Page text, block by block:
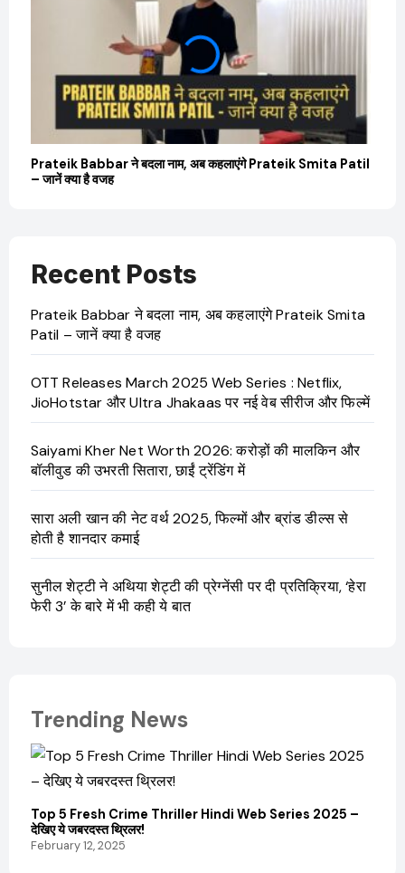
Prateik Babbar ने बदला नाम, अब कहलाएंगे Prateik Smita Patil
– जानें क्या है वजह
Recent Posts
Prateik Babbar ने बदला नाम, अब कहलाएंगे Prateik Smita
Patil – जानें क्या है वजह
OTT Releases March 2025 Web Series : Netflix,
JioHotstar और Ultra Jhakaas पर नई वेब सीरीज और फिल्में
Saiyami Kher Net Worth 2026: करोड़ों की मालकिन और
बॉलीवुड की उभरती सितारा, छाईं ट्रेंडिंग में
सारा अली खान की नेट वर्थ 2025, फिल्मों और ब्रांड डील्स से
होती है शानदार कमाई
सुनील शेट्टी ने अथिया शेट्टी की प्रेग्नेंसी पर दी प्रतिक्रिया, ‘हेरा
फेरी 3’ के बारे में भी कही ये बात
Trending News
Top 5 Fresh Crime Thriller Hindi Web Series 2025 –
देखिए ये जबरदस्त थ्रिलर!
February 12, 2025